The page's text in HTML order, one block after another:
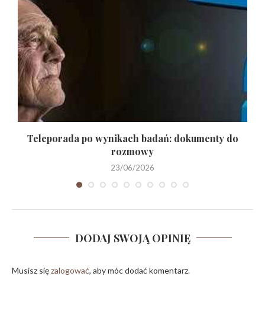
Teleporada po wynikach badań: dokumenty do
rozmowy
23/06/2026
DODAJ SWOJĄ OPINIĘ
Musisz sięzalogować, aby móc dodać komentarz.